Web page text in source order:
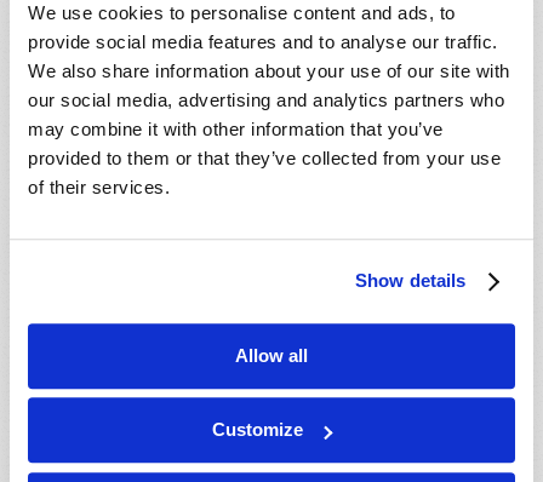
We use cookies to personalise content and ads, to
provide social media features and to analyse our traffic.
We also share information about your use of our site with
our social media, advertising and analytics partners who
may combine it with other information that you’ve
provided to them or that they’ve collected from your use
of their services.
Show details
Allow all
Customize
Obrigado pela sua pergunta sobre O Mundo
De Amanhã, produzida pela Igreja Viva de Deus.
Se você ainda não é um membro, e é um
residente dos Estados Unidos, então para vos
mostrar um pouco mais sobre as pessoas eo
ministério por trás deste trabalho, nosso
departamento de correspondência enviará um
aproveite o DVD e faremos o possível para
No serviço de Cristo,
O ministério da Igreja Viva de Deus.